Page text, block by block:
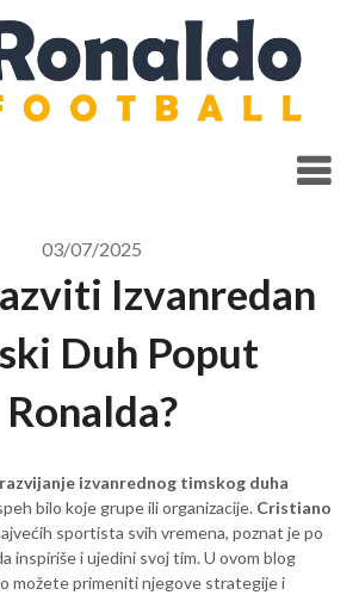
03/07/2025
Izvanredan
Duh Poput
Ronalda?
razvijanje izvanrednog timskog duha
bilo koje grupe ili organizacije. Cristiano
sportista svih vremena, poznat je po
inspiriše i ujedini svoj tim. U ovom blog
možete primeniti njegove strategije i